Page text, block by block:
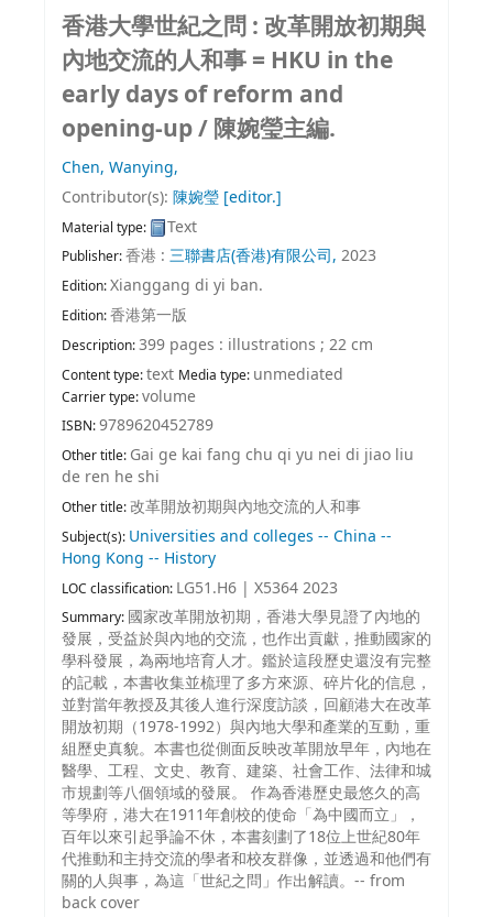
香港大學世紀之問 : 改革開放初期與
內地交流的人和事 = HKU in the
early days of reform and
opening-up /陳婉瑩主編.
Chen, Wanying,
Contributor(s): 陳婉瑩 [editor.]
Material type: Text
Publisher:香港 : 三聯書店(香港)有限公司, 2023
Edition:Xianggang di yi ban.
Edition:香港第一版
Description:399 pages : illustrations ; 22 cm
Content type:text Media type: unmediated
Carrier type:volume
ISBN:9789620452789
Other title: Gai ge kai fang chu qi yu nei di jiao liu
de ren he shi
Other title:改革開放初期與內地交流的人和事
Subject(s): Universities and colleges -- China --
Hong Kong -- History
LOC classification: LG51.H6 | X5364 2023
Summary: 國家改革開放初期，香港大學見證了內地的
發展，受益於與內地的交流，也作出貢獻，推動國家的
學科發展，為兩地培育人才。鑑於這段歷史還沒有完整
的記載，本書收集並梳理了多方來源、碎片化的信息，
並對當年教授及其後人進行深度訪談，回顧港大在改革
開放初期（1978-1992）與內地大學和產業的互動，重
組歷史真貌。本書也從側面反映改革開放早年，內地在
醫學、工程、文史、教育、建築、社會工作、法律和城
市規劃等八個領域的發展。 作為香港歷史最悠久的高
等學府，港大在1911年創校的使命「為中國而立」，
百年以來引起爭論不休，本書刻劃了18位上世紀80年
代推動和主持交流的學者和校友群像，並透過和他們有
關的人與事，為這「世紀之問」作出解讀。-- from
back cover